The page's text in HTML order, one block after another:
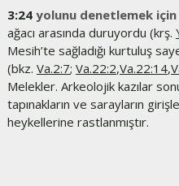
3:24 yolunu denetlemek için
ağacı arasında duruyordu (krş.
Mesih’te sağladığı kurtuluş
(bkz. Va.2:7; Va.22:2,Va.22:14,
Melekler. Arkeolojik kazılar
tapınakların ve sarayların
heykellerine rastlanmıştır.